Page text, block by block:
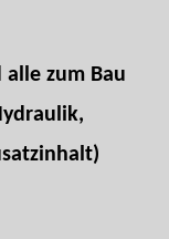
zum Bau